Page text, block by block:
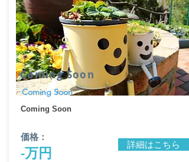
​Coming Soon
Coming Soon
Coming Soon
価格：
-万円
詳細はこちら